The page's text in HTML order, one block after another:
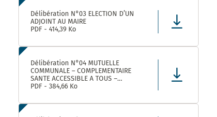
Délibération N°03 ELECTION D’UN
ADJOINT AU MAIRE
PDF - 414,39 Ko
Délibération N°04 MUTUELLE
COMMUNALE – COMPLEMENTAIRE
SANTE ACCESSIBLE A TOUS –
CONVENTION DE PARTENARIAT AVEC
APPROBATION ET AUTORISATION DE
PDF - 384,66 Ko